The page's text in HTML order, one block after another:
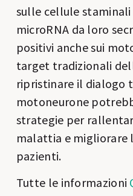
sulle cellule staminali
microRNA da loro
positivi anche sui
target tradizionali
ripristinare il dialogo
motoneurone
strategie per
malattia e migliorare
pazienti.
Tutte le informazioni